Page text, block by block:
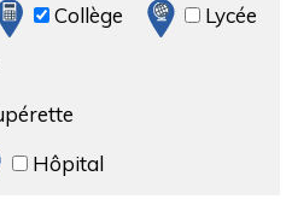
Collège
Lycée
Hôpital